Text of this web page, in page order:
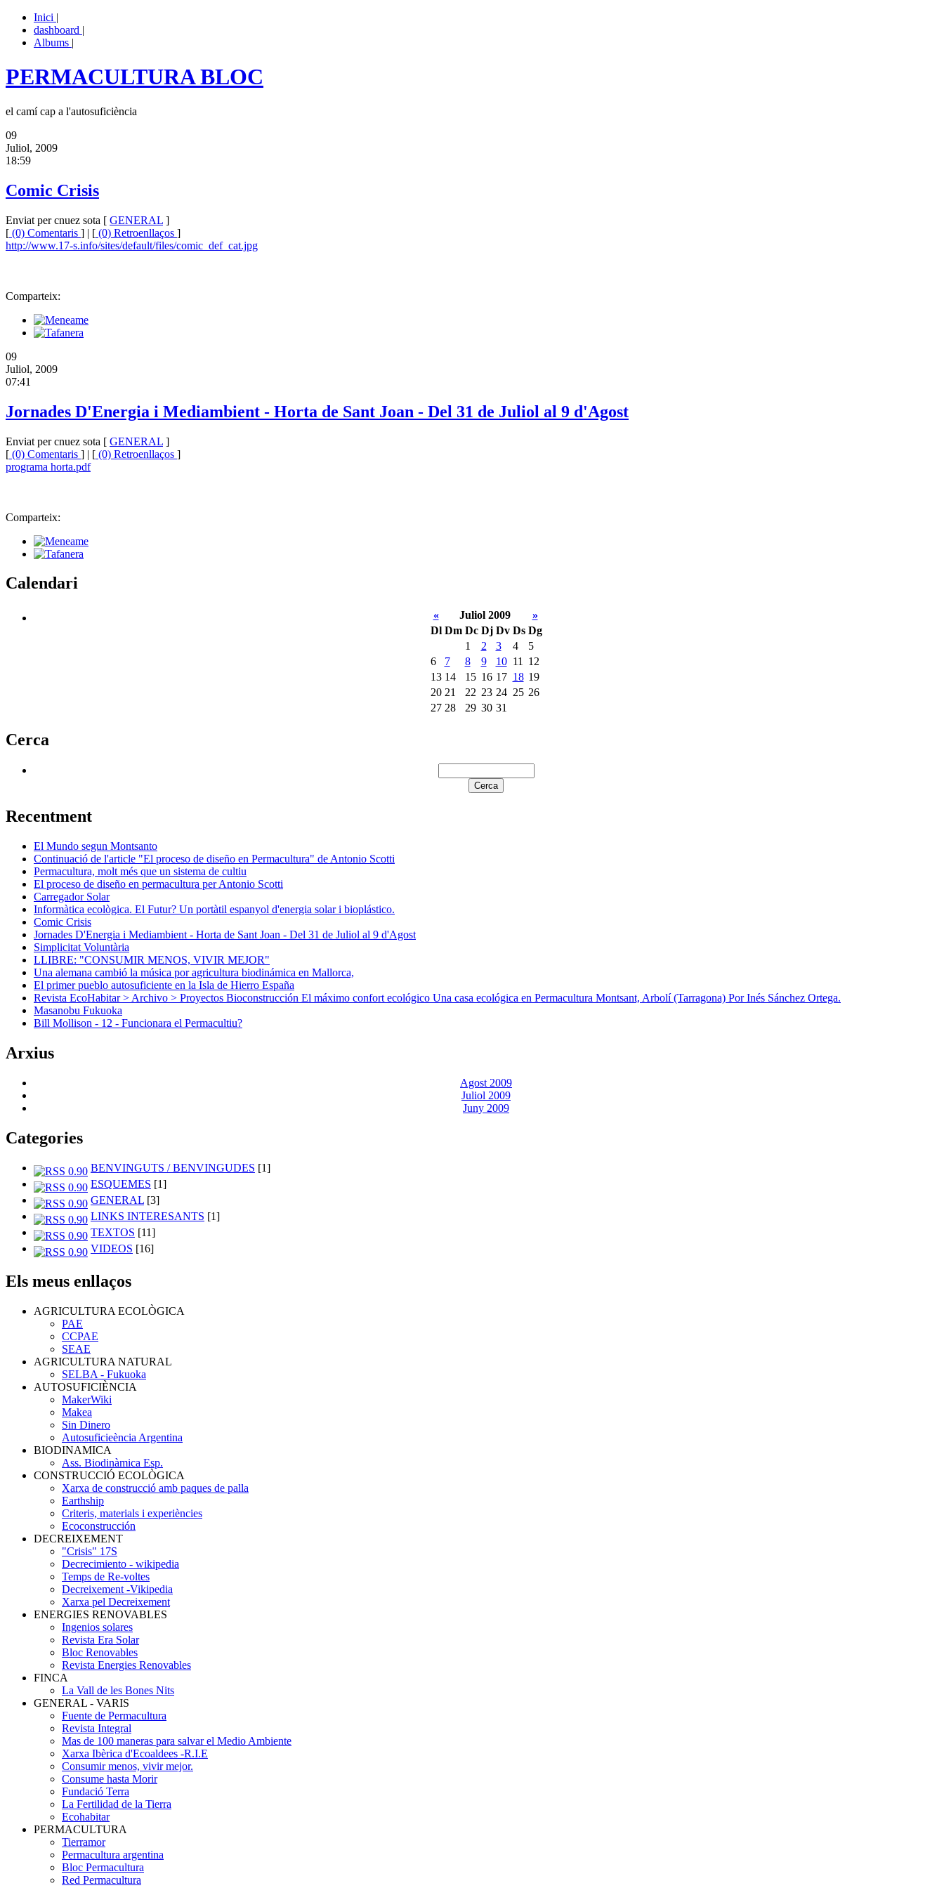
Inici |
dashboard |
Albums |
PERMACULTURA BLOC
el camí cap a l'autosuficiència
09
Juliol, 2009
18:59
Comic Crisis
Enviat per cnuez sota [ GENERAL ]
[ (0) Comentaris ] | [ (0) Retroenllaços ]
http://www.17-s.info/sites/default/files/comic_def_cat.jpg
Comparteix:
09
Juliol, 2009
07:41
Jornades D'Energia i Mediambient - Horta de Sant Joan - Del 31 de Juliol al 9 d'Agost
Enviat per cnuez sota [ GENERAL ]
[ (0) Comentaris ] | [ (0) Retroenllaços ]
programa horta.pdf
Comparteix:
Calendari
« Juliol 2009
»
Dl Dm Dc Dj Dv Ds Dg
1
2 3 4
5
6
7 8 9 10 11
12
13 14 15 16 17 18 19
20 21 22 23 24 25 26
27 28 29 30 31
Cerca
Recentment
El Mundo segun Montsanto
Continuació de l'article "El proceso de diseño en Permacultura" de Antonio Scotti
Permacultura, molt més que un sistema de cultiu
El proceso de diseño en permacultura per Antonio Scotti
Carregador Solar
Informàtica ecològica. El Futur? Un portàtil espanyol d'energia solar i bioplástico.
Comic Crisis
Jornades D'Energia i Mediambient - Horta de Sant Joan - Del 31 de Juliol al 9 d'Agost
Simplicitat Voluntària
LLIBRE: "CONSUMIR MENOS, VIVIR MEJOR"
Una alemana cambió la música por agricultura biodinámica en Mallorca,
El primer pueblo autosuficiente en la Isla de Hierro España
Revista EcoHabitar > Archivo > Proyectos Bioconstrucción El máximo confort ecológico Una casa ecológica en Permacultura Montsant, Arbolí (Tarragona) Por Inés Sánchez Ortega.
Masanobu Fukuoka
Bill Mollison - 12 - Funcionara el Permacultiu?
Arxius
Agost 2009
Juliol 2009
Juny 2009
Categories
BENVINGUTS / BENVINGUDES [1]
ESQUEMES [1]
GENERAL [3]
LINKS INTERESANTS [1]
TEXTOS [11]
VIDEOS [16]
Els meus enllaços
AGRICULTURA ECOLÒGICA
PAE
CCPAE
SEAE
AGRICULTURA NATURAL
SELBA - Fukuoka
AUTOSUFICIÈNCIA
MakerWiki
Makea
Sin Dinero
Autosuficieència Argentina
BIODINAMICA
Ass. Biodinàmica Esp.
CONSTRUCCIÓ ECOLÒGICA
Xarxa de construcció amb paques de palla
Earthship
Criteris, materials i experiències
Ecoconstrucción
DECREIXEMENT
"Crisis" 17S
Decrecimiento - wikipedia
Temps de Re-voltes
Decreixement -Vikipedia
Xarxa pel Decreixement
ENERGIES RENOVABLES
Ingenios solares
Revista Era Solar
Bloc Renovables
Revista Energies Renovables
FINCA
La Vall de les Bones Nits
GENERAL - VARIS
Fuente de Permacultura
Revista Integral
Mas de 100 maneras para salvar el Medio Ambiente
Xarxa Ibèrica d'Ecoaldees -R.I.E
Consumir menos, vivir mejor.
Consume hasta Morir
Fundació Terra
La Fertilidad de la Tierra
Ecohabitar
PERMACULTURA
Tierramor
Permacultura argentina
Bloc Permacultura
Red Permacultura